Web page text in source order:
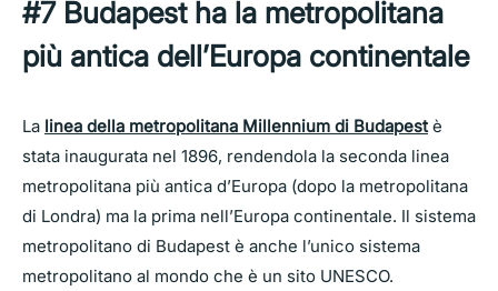
#7 Budapest ha la metropolitana
più antica dell’Europa continentale
La linea della metropolitana Millennium di Budapestè
stata inaugurata nel 1896, rendendola la seconda linea
metropolitana più antica d’Europa (dopo la metropolitana
di Londra) ma la prima nell’Europa continentale. Il sistema
metropolitano di Budapest è anche l’unico sistema
metropolitano al mondo che è un sito UNESCO.